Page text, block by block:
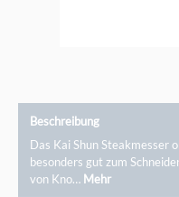
Beschreibung
Das Kai Shun Steakmesser
besonders gut zum
von Kno… Mehr